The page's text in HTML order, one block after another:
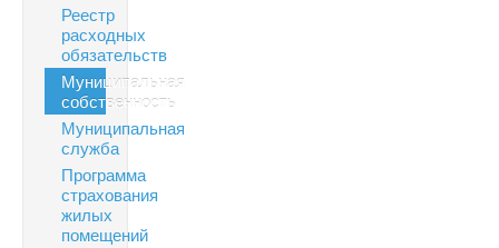
Реестр
расходных
обязательств
Муниципальная
собственность
Муниципальная
служба
Программа
страхования
жилых
помещений